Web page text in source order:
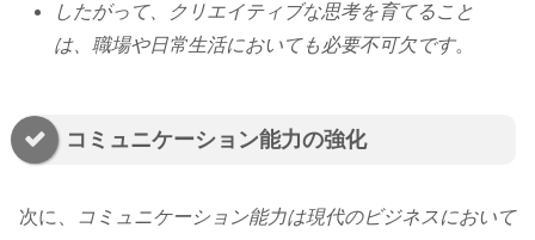
したがって、クリエイティブな思考を育てること
は、職場や日常生活においても必要不可欠です。
コミュニケーション能力の強化
次に、
コミュニケーション能力は現代のビジネスにおいて